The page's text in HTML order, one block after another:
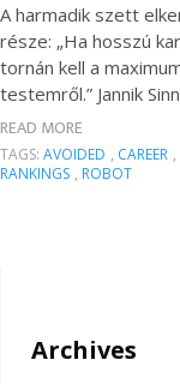
A harmadik szett
része: „Ha hosszú
tornán kell a
testemről.” Jannik
READ MORE
TAGS: AVOIDED , CAREER ,
RANKINGS , ROBOT
Archives